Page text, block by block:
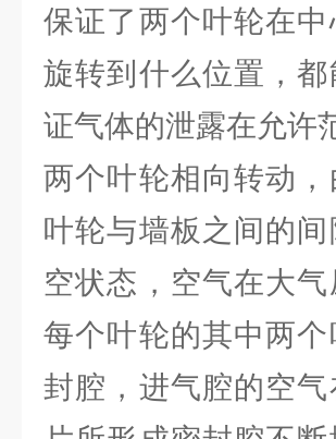
保证了两个叶轮在
旋转到什么位置，
证气体的泄露在允许
两个叶轮相向转动
叶轮与墙板之间的
空状态，空气在大
每个叶轮的其中两
封腔，进气腔的空